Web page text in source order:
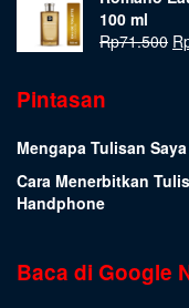
100 ml
Rp71.500
Pintasan
Mengapa Tulisan
Cara Menerbitkan
Handphone
Baca di Google